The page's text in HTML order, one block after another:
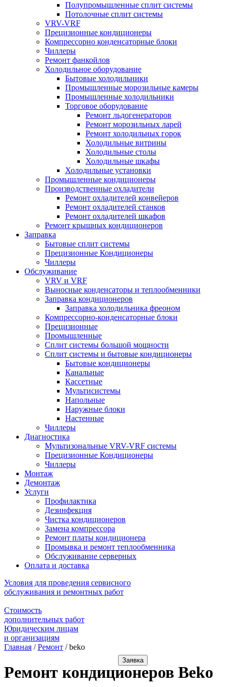
Полупромышленные сплит системы
Потолочные сплит системы
VRV-VRF
Прецизионные кондиционеры
Компрессорно конденсаторные блоки
Чиллеры
Ремонт фанкойлов
Холодильное оборудование
Бытовые холодильники
Промышленные морозильные камеры
Промышленные холодильники
Торговое оборудование
Ремонт льдогенераторов
Ремонт морозильных ларей
Ремонт холодильных горок
Холодильные витрины
Холодильные столы
Холодильные шкафы
Холодильные установки
Промышленные кондиционеры
Производственные охладители
Ремонт охладителей конвейеров
Ремонт охладителей станков
Ремонт охладителей шкафов
Ремонт крышных кондиционеров
Заправка
Бытовые сплит системы
Прецизионные Кондиционеры
Чиллеры
Обслуживание
VRV и VRF
Выносные конденсаторы и теплообменники
Заправка кондиционеров
Заправка холодильника фреоном
Компрессорно-конденсаторные блоки
Прецизионные
Промышленные
Сплит системы большой мощности
Сплит системы и бытовые кондиционеры
Бытовые кондиционеры
Канальные
Кассетные
Мультисистемы
Напольные
Наружные блоки
Настенные
Чиллеры
Диагностика
Мультизональные VRV-VRF системы
Прецизионные Кондиционеры
Чиллеры
Монтаж
Демонтаж
Услуги
Профилактика
Дезинфекция
Чистка кондиционеров
Замена компрессора
Ремонт платы кондиционера
Промывка и ремонт теплообменника
Обслуживание серверных
Оплата и доставка
Условия для проведения сервисного
обслуживания и ремонтных работ
Стоимость
дополнительных работ
Юридическим лицам
и организациям
Главная /Ремонт /beko
Ремонт кондиционеров Beko
Заявка